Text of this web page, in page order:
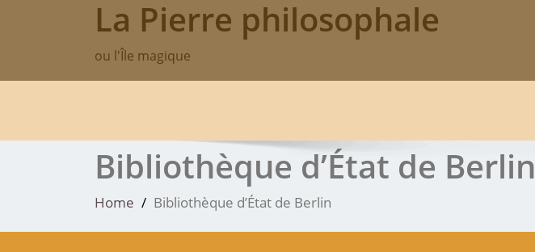
La Pierre philosophale
ou l'Île magique
Bibliothèque d’État de Berlin
Home Bibliothèque d’État de Berlin